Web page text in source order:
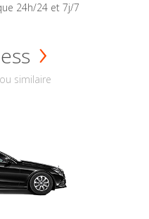
24h/24 et 7j/7
similaire